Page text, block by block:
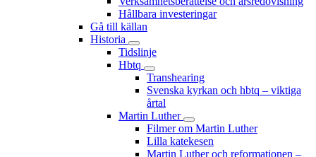
Hållbara investeringar
Gå till källan
Historia
Tidslinje
Hbtq
Transhearing
Svenska kyrkan och hbtq – viktiga
årtal
Martin Luther
Filmer om Martin Luther
Lilla katekesen
Martin Luther och reformationen –